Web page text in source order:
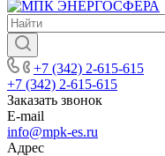
+7 (342) 2-615-615
+7 (342) 2-615-615
Заказать звонок
E-mail
info@mpk-es.ru
Адрес